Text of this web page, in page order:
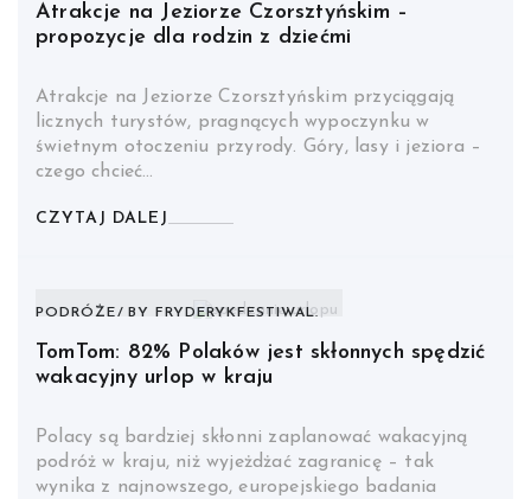
Atrakcje na Jeziorze Czorsztyńskim –
propozycje dla rodzin z dziećmi
Atrakcje na Jeziorze Czorsztyńskim przyciągają
licznych turystów, pragnących wypoczynku w
świetnym otoczeniu przyrody. Góry, lasy i jeziora –
czego chcieć…
CZYTAJ DALEJ
PODRÓŻE BY FRYDERYKFESTIWAL.
TomTom: 82% Polaków jest skłonnych spędzić
wakacyjny urlop w kraju
Polacy są bardziej skłonni zaplanować wakacyjną
podróż w kraju, niż wyjeżdżać zagranicę – tak
wynika z najnowszego, europejskiego badania